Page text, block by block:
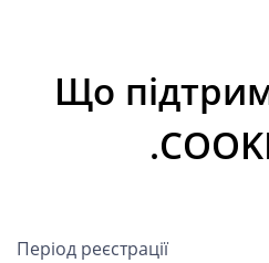
Що
Період реєстрації